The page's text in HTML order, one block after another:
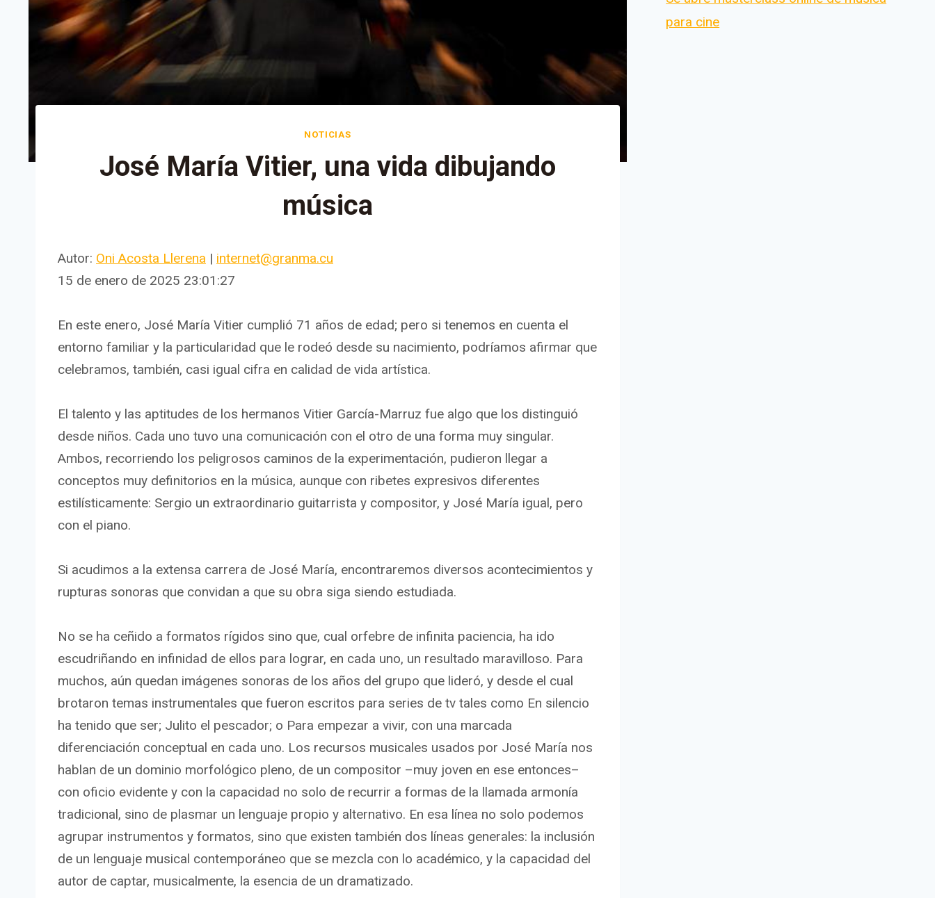
NOTICIAS
José María Vitier, una vida dibujando
música
Autor: Oni Acosta Llerena | internet@granma.cu
15 de enero de 2025 23:01:27
En este enero, José María Vitier cumplió 71 años de edad; pero si tenemos en cuenta el
entorno familiar y la particularidad que le rodeó desde su nacimiento, podríamos afirmar que
celebramos, también, casi igual cifra en calidad de vida artística.
El talento y las aptitudes de los hermanos Vitier García-Marruz fue algo que los distinguió
desde niños. Cada uno tuvo una comunicación con el otro de una forma muy singular.
Ambos, recorriendo los peligrosos caminos de la experimentación, pudieron llegar a
conceptos muy definitorios en la música, aunque con ribetes expresivos diferentes
estilísticamente: Sergio un extraordinario guitarrista y compositor, y José María igual, pero
con el piano.
Si acudimos a la extensa carrera de José María, encontraremos diversos acontecimientos y
rupturas sonoras que convidan a que su obra siga siendo estudiada.
No se ha ceñido a formatos rígidos sino que, cual orfebre de infinita paciencia, ha ido
escudriñando en infinidad de ellos para lograr, en cada uno, un resultado maravilloso. Para
muchos, aún quedan imágenes sonoras de los años del grupo que lideró, y desde el cual
brotaron temas instrumentales que fueron escritos para series de tv tales como En silencio
ha tenido que ser; Julito el pescador; o Para empezar a vivir, con una marcada
diferenciación conceptual en cada uno. Los recursos musicales usados por José María nos
hablan de un dominio morfológico pleno, de un compositor –muy joven en ese entonces–
con oficio evidente y con la capacidad no solo de recurrir a formas de la llamada armonía
tradicional, sino de plasmar un lenguaje propio y alternativo. En esa línea no solo podemos
agrupar instrumentos y formatos, sino que existen también dos líneas generales: la inclusión
de un lenguaje musical contemporáneo que se mezcla con lo académico, y la capacidad del
autor de captar, musicalmente, la esencia de un dramatizado.
para cine